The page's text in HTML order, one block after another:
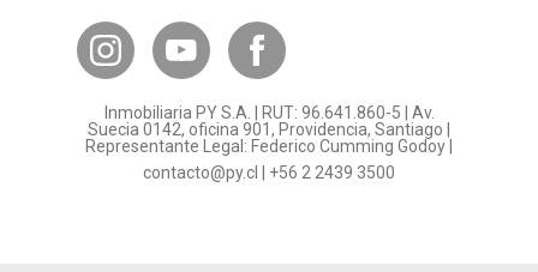
Bases Legales
¿Por qué invertir en PY?
Preguntas frecuentes
Formulario Referidos PY
Términos y Condiciones
Inmobiliaria PY S.A. | RUT: 96.641.860-5 | Av.
Suecia 0142, oficina 901, Providencia, Santiago |
Representante Legal: Federico Cumming Godoy |
contacto@py.cl | +56 2 2439 3500